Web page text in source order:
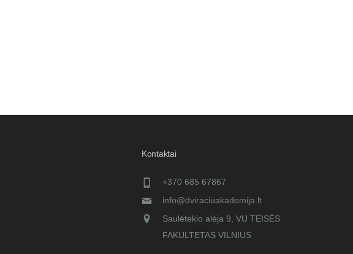
Kontaktai
+370 685 67867
info@dviraciuakademija.lt
Saulėtekio alėja 9, VU TEISĖS
FAKULTETAS VILNIUS